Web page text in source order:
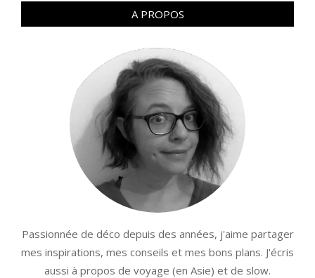
A PROPOS
Passionnée de déco depuis des années, j'aime partager
mes inspirations, mes conseils et mes bons plans. J'écris
aussi à propos de voyage (en Asie) et de slow.